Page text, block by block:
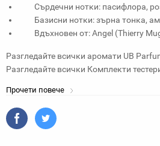
Сърдечни нотки: пасифлора,
Базисни нотки: зърна тонка,
Вдъхновен от: Angel (Thierry
Разгледайте всички аромати UB
Разгледайте всички Комплекти
Прочети повече